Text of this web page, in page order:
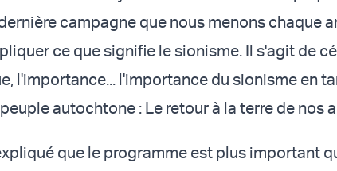
campagne que nous menons chaque
ce que signifie le sionisme. Il s'agit de
l'importance... l'importance du sionisme en
autochtone : Le retour à la terre de nos
que le programme est plus important